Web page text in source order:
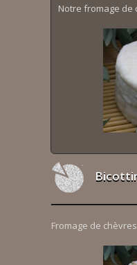
Notre fromage de
Fromage de